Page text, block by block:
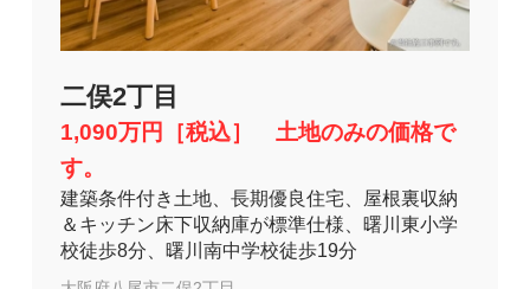
二俣2丁目
1,090万円［税込］ 土地のみの価格で
す。
建築条件付き土地、長期優良住宅、屋根裏収納
＆キッチン床下収納庫が標準仕様、曙川東小学
校徒歩8分、曙川南中学校徒歩19分